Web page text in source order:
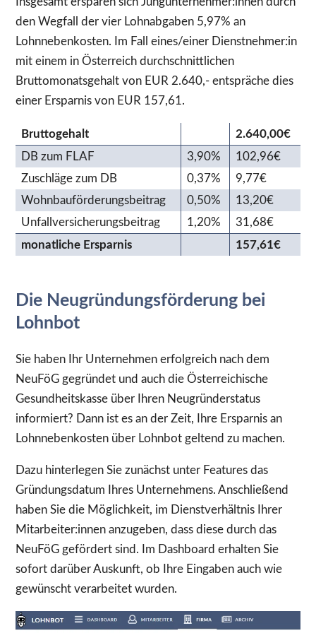
den Wegfall der vier Lohnabgaben 5,97% an
Lohnnebenkosten. Im Fall eines/einer Dienstnehmer:in
mit einem in Österreich durchschnittlichen
Bruttomonatsgehalt von EUR 2.640,- entspräche dies
einer Ersparnis von EUR 157,61.
Bruttogehalt
2.640,00€
DB zum FLAF
3,90%
102,96€
Zuschläge zum DB
0,37%
9,77€
Wohnbauförderungsbeitrag
0,50%
13,20€
Unfallversicherungsbeitrag
1,20%
31,68€
monatliche Ersparnis
157,61€
Die Neugründungsförderung bei
Lohnbot
Sie haben Ihr Unternehmen erfolgreich nach dem
NeuFöG gegründet und auch die Österreichische
Gesundheitskasse über Ihren Neugründerstatus
informiert? Dann ist es an der Zeit, Ihre Ersparnis an
Lohnnebenkosten über Lohnbot geltend zu machen.
Dazu hinterlegen Sie zunächst unter Features das
Gründungsdatum Ihres Unternehmens. Anschließend
haben Sie die Möglichkeit, im Dienstverhältnis Ihrer
Mitarbeiter:innen anzugeben, dass diese durch das
NeuFöG gefördert sind. Im Dashboard erhalten Sie
sofort darüber Auskunft, ob Ihre Eingaben auch wie
gewünscht verarbeitet wurden.